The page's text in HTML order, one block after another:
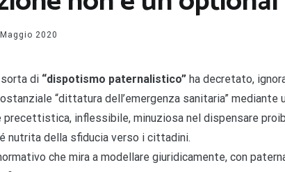
2020
sorta di “dispotismo paternalistico” ha decretato,
“dittatura dell’emergenza sanitaria”
precettistica, inflessibile, minuziosa nel dispensare
nutrita della sfiducia verso i cittadini.
che mira a modellare giuridicamente, con